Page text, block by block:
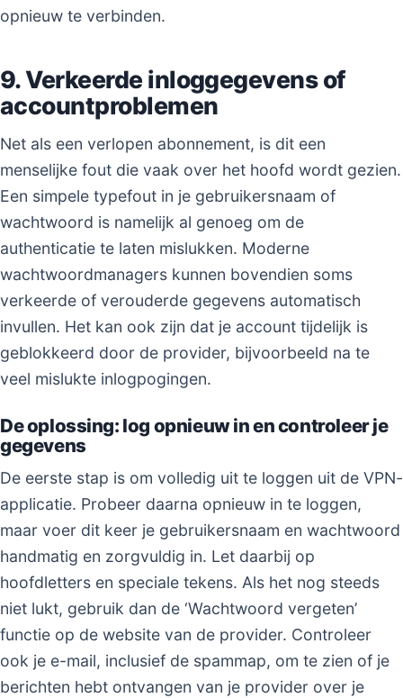
opnieuw te verbinden.
9. Verkeerde inloggegevens of
accountproblemen
Net als een verlopen abonnement, is dit een
menselijke fout die vaak over het hoofd wordt gezien.
Een simpele typefout in je gebruikersnaam of
wachtwoord is namelijk al genoeg om de
authenticatie te laten mislukken. Moderne
wachtwoordmanagers kunnen bovendien soms
verkeerde of verouderde gegevens automatisch
invullen. Het kan ook zijn dat je account tijdelijk is
geblokkeerd door de provider, bijvoorbeeld na te
veel mislukte inlogpogingen.
De oplossing: log opnieuw in en controleer je
gegevens
De eerste stap is om volledig uit te loggen uit de VPN-
applicatie. Probeer daarna opnieuw in te loggen,
maar voer dit keer je gebruikersnaam en wachtwoord
handmatig en zorgvuldig in. Let daarbij op
hoofdletters en speciale tekens. Als het nog steeds
niet lukt, gebruik dan de ‘Wachtwoord vergeten’
functie op de website van de provider. Controleer
ook je e-mail, inclusief de spammap, om te zien of je
berichten hebt ontvangen van je provider over je